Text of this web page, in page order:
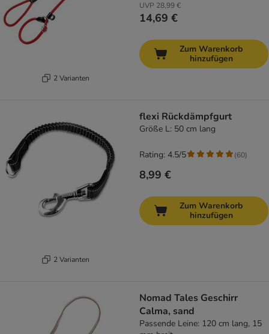
2 Varianten
UVP 28,99 €
14,69 €
Zum Warenkorb
hinzufügen
2 Varianten
flexi Rückdämpfgurt
Größe L: 50 cm lang
8,99 €
Rating: 4.5/5 (60)
Zum Warenkorb
hinzufügen
Nomad Tales Geschirr
Calma, sand
Passende Leine: 120 cm lang, 15